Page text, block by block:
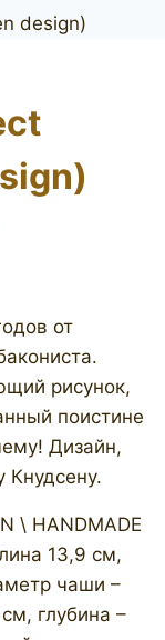
от
рисунок,
поистине
Дизайн,
Кнудсену.
\ HANDMADE
13,9 см,
чаши –
глубина –